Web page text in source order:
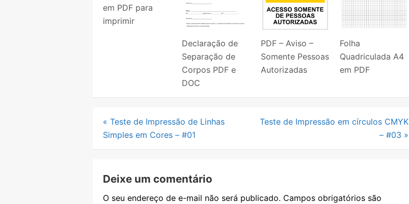
em PDF para
imprimir
Declaração de
Separação de
Corpos PDF e
DOC
PDF – Aviso –
Somente Pessoas
Autorizadas
Folha
Quadriculada A4
em PDF
Navegação
de
« Teste de Impressão de Linhas
Simples em Cores – #01
Teste de Impressão em círculos CMYK
– #03 »
Deixe um comentário
O seu endereço de e-mail não será publicado. Campos obrigatórios são